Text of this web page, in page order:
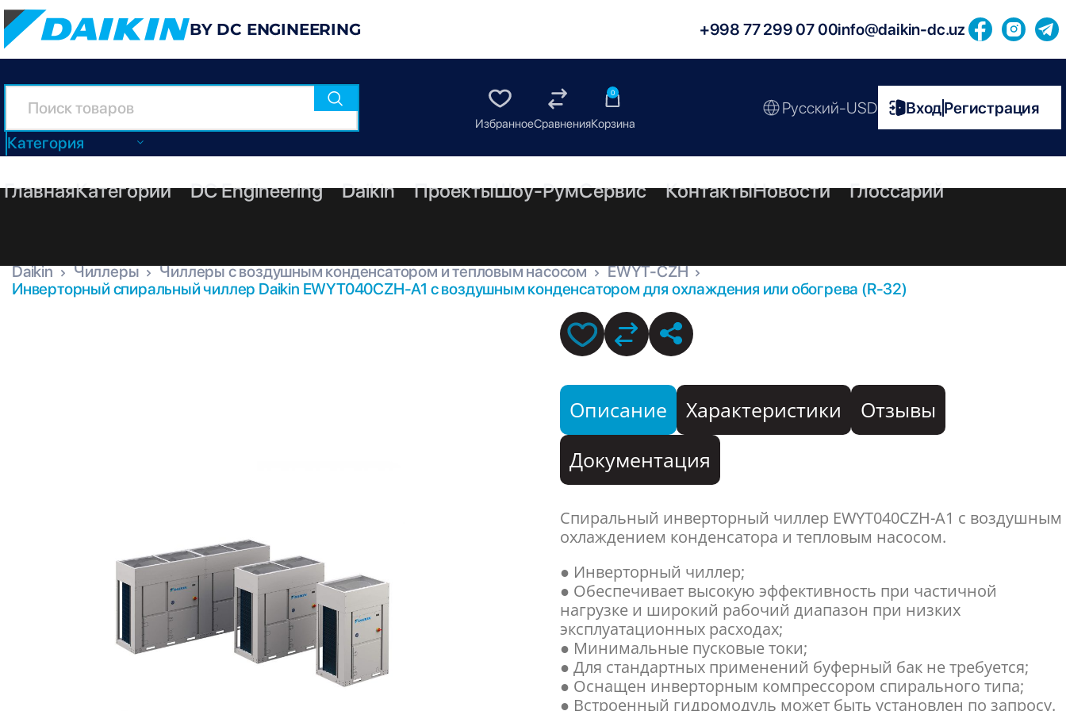
BY DC ENGINEERING +998 77 299 07 00info@daikin-dc.uz
Категория
0
Русский-USD ВходРегистрация
ГлавнаяКатегории DC Engineering Daikin ПроектыШоу-РумСервис КонтактыНовости Глоссарий
Daikin Чиллеры Чиллеры с воздушным конденсатором и тепловым насосом
EWYT-CZH
Инверторный спиральный чиллер Daikin EWYT040CZH-A1 с воздушным конденсатором для охлаждения или обогрева (R-32)
Описание Характеристики
Отзывы
Документация
Спиральный инверторный чиллер EWYT040CZH-A1 с воздушным
охлаждением конденсатора и тепловым насосом.
● Инверторный чиллер;
● Обеспечивает высокую эффективность при частичной
нагрузке и широкий рабочий диапазон при низких
эксплуатационных расходах;
● Минимальные пусковые токи;
● Для стандартных применений буферный бак не требуется;
● Оснащен инверторным компрессором спирального типа;
● Встроенный гидромодуль может быть установлен по запросу.